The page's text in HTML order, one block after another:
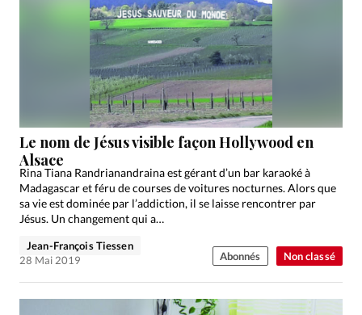
Non classé
Le nom de Jésus visible façon Hollywood en
Alsace
Rina Tiana Randrianandraina est gérant d’un bar karaoké à
Madagascar et féru de courses de voitures nocturnes. Alors que
sa vie est dominée par l’addiction, il se laisse rencontrer par
Jésus. Un changement qui a…
Jean-François Tiessen
28 Mai 2019
Abonnés